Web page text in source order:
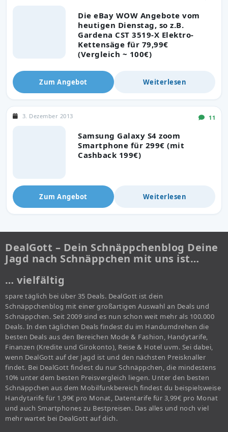
Die eBay WOW Angebote vom
heutigen Dienstag, so z.B.
Gardena CST 3519-X Elektro-
Kettensäge für 79,99€
(Vergleich ~ 100€)
Zum Angebot Weiterlesen
Samsung Galaxy S4 zoom
Smartphone für 299€ (mit
Cashback 199€)
3. Dezember 2013 11
Zum Angebot Weiterlesen
DealGott – Dein Schnäppchenblog Deine
Jagd nach Schnäppchen mit uns ist…
… vielfältig
spare täglich bei über 35 Deals. DealGott ist dein
Schnäppchenblog mit einer großartigen Auswahl an Deals und
Schnäppchen. Seit 2009 sind es nun schon weit mehr als 100.000
Deals. In den täglichen Deals findest du im Handumdrehen die
besten Deals aus den Bereichen Mode & Fashion, Handytarife,
Finanzen (Kredite und Girokonto), Reise & Hotel uvm. Sei dabei,
wenn DealGott auf der Jagd ist und den nächsten Preisknaller
findet. Bei DealGott findest du nur Schnäppchen, die mindestens
10% unter dem besten Preisvergleich liegen. Unter den besten
Schnäppchen aus dem Mobilfunkbereich findest du beispielsweise
Handytarife für 1,99€ pro Monat, Datentarife für 3,99€ pro Monat
und auch Smartphones zu Bestpreisen. Das alles und noch viel
mehr wartet bei DealGott auf dich.